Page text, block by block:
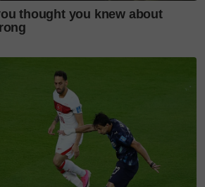
LBH, Kampung Skudai Baru,